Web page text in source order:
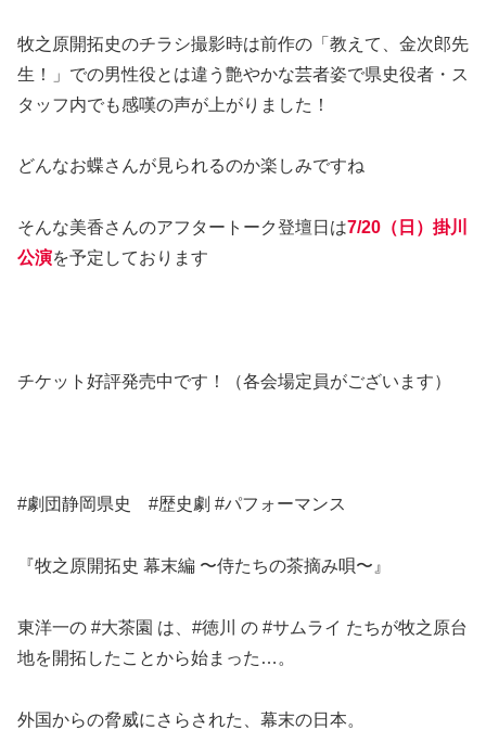
牧之原開拓史のチラシ撮影時は前作の「教えて、金次郎先
生！」での男性役とは違う艶やかな芸者姿で県史役者・ス
タッフ内でも感嘆の声が上がりました！
どんなお蝶さんが見られるのか楽しみですね
そんな美香さんのアフタートーク登壇日は7/20（日）掛川
公演を予定しております
チケット好評発売中です！（各会場定員がございます）
#劇団静岡県史 #歴史劇 #パフォーマンス
『牧之原開拓史 幕末編 〜侍たちの茶摘み唄〜』
東洋一の #大茶園 は、#徳川 の #サムライ たちが牧之原台
地を開拓したことから始まった…。
外国からの脅威にさらされた、幕末の日本。